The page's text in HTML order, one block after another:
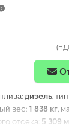
дизель,
вес:1 838 кг,
отсека: 5 309